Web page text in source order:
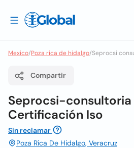
Mexico/Poza rica de hidalgo/Seprocsi
Compartir
Seprocsi-consultoria
Certificación Iso
Sin reclamar
Poza Rica De Hidalgo, Veracruz